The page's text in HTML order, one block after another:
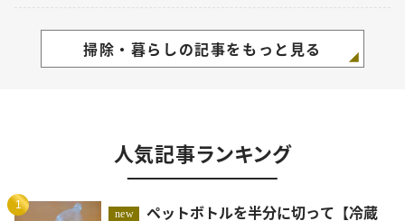
掃除・暮らしの記事をもっと見る
人気記事ランキング
1
new
ペットボトルを半分に切って【冷蔵